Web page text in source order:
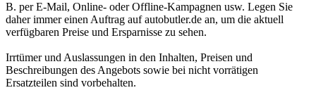
B. per E-Mail, Online- oder Offline-Kampagnen usw. Legen Sie
daher immer einen Auftrag auf autobutler.de an, um die aktuell
verfügbaren Preise und Ersparnisse zu sehen.
Irrtümer und Auslassungen in den Inhalten, Preisen und
Beschreibungen des Angebots sowie bei nicht vorrätigen
Ersatzteilen sind vorbehalten.